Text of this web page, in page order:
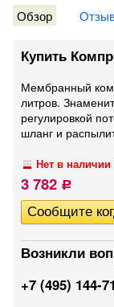
Обзор
Купить
Мембранный
литров.
регулировкой
шланг и
Нет в наличии
3 782 Р
Возникли
+7 (495) 144-